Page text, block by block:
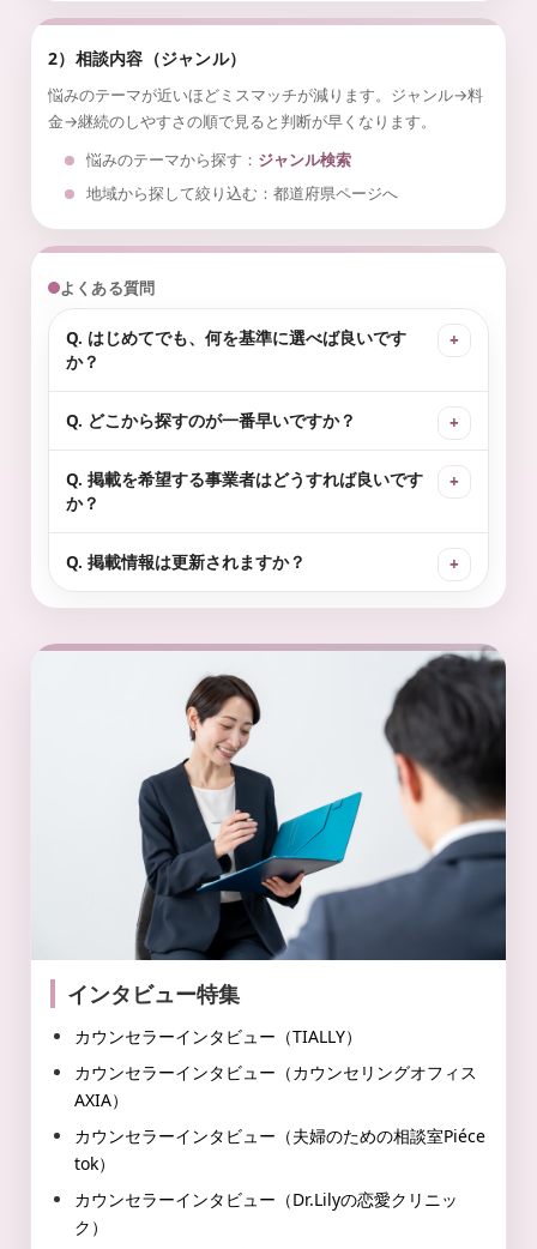
2）相談内容（ジャンル）
悩みのテーマが近いほどミスマッチが減ります。ジャンル→料
金→継続のしやすさの順で見ると判断が早くなります。
悩みのテーマから探す： ジャンル検索
地域から探して絞り込む：都道府県ページへ
よくある質問
Q. はじめてでも、何を基準に選べば良いです
か？
Q. どこから探すのが一番早いですか？
Q. 掲載を希望する事業者はどうすれば良いです
か？
Q. 掲載情報は更新されますか？
インタビュー特集
カウンセラーインタビュー（TIALLY）
カウンセラーインタビュー（カウンセリングオフィス
AXIA）
カウンセラーインタビュー（夫婦のための相談室Piéce
tok）
カウンセラーインタビュー（Dr.Lilyの恋愛クリニッ
ク）